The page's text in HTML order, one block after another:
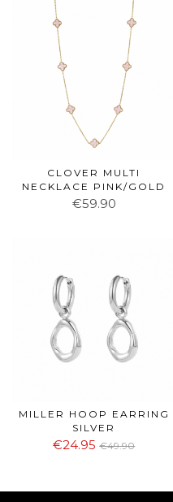
CLOVER MULTI
NECKLACE PINK/GOLD
€59.90
MILLER HOOP EARRING
SILVER
€24.95 €49.90